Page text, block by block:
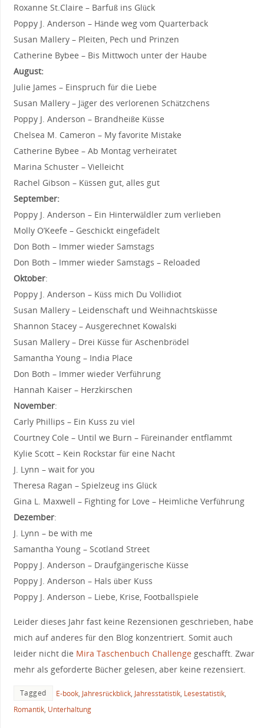
Roxanne St.Claire – Barfuß ins Glück
Poppy J. Anderson – Hände weg vom Quarterback
Susan Mallery – Pleiten, Pech und Prinzen
Catherine Bybee – Bis Mittwoch unter der Haube
August:
Julie James – Einspruch für die Liebe
Susan Mallery – Jäger des verlorenen Schätzchens
Poppy J. Anderson – Brandheiße Küsse
Chelsea M. Cameron – My favorite Mistake
Catherine Bybee – Ab Montag verheiratet
Marina Schuster – Vielleicht
Rachel Gibson – Küssen gut, alles gut
September:
Poppy J. Anderson – Ein Hinterwäldler zum verlieben
Molly O’Keefe – Geschickt eingefädelt
Don Both – Immer wieder Samstags
Don Both – Immer wieder Samstags – Reloaded
Oktober:
Poppy J. Anderson – Küss mich Du Vollidiot
Susan Mallery – Leidenschaft und Weihnachtsküsse
Shannon Stacey – Ausgerechnet Kowalski
Susan Mallery – Drei Küsse für Aschenbrödel
Samantha Young – India Place
Don Both – Immer wieder Verführung
Hannah Kaiser – Herzkirschen
November:
Carly Phillips – Ein Kuss zu viel
Courtney Cole – Until we Burn – Füreinander entflammt
Kylie Scott – Kein Rockstar für eine Nacht
J. Lynn – wait for you
Theresa Ragan – Spielzeug ins Glück
Gina L. Maxwell – Fighting for Love – Heimliche Verführung
Dezember:
J. Lynn – be with me
Samantha Young – Scotland Street
Poppy J. Anderson – Draufgängerische Küsse
Poppy J. Anderson – Hals über Kuss
Poppy J. Anderson – Liebe, Krise, Footballspiele
Leider dieses Jahr fast keine Rezensionen geschrieben, habe
mich auf anderes für den Blog konzentriert. Somit auch
leider nicht die Mira Taschenbuch Challengegeschafft. Zwar
mehr als geforderte Bücher gelesen, aber keine rezensiert.
Tagged E-book, Jahresrückblick, Jahresstatistik, Lesestatistik,
Romantik, Unterhaltung